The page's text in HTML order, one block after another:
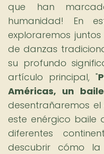
que han
humanidad! En
exploraremos
de danzas
su profundo
artículo principal, "
Américas, un
desentrañaremos
este enérgico baile
diferentes
descubrir cómo